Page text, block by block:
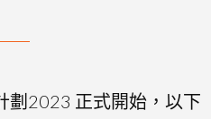
劃2023 正式開始，以下